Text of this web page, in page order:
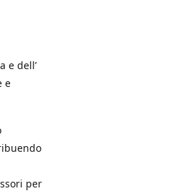
e dell’
e
per